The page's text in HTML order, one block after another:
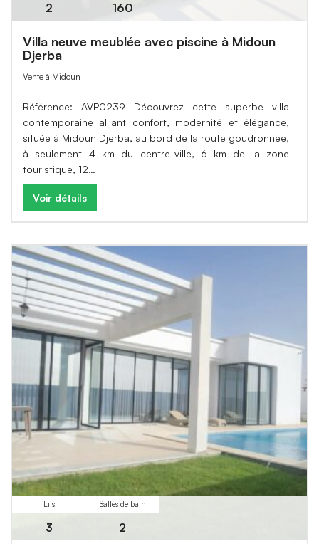
2 160
Villa neuve meublée avec piscine à Midoun
Djerba
Vente à Midoun
Référence: AVP0239 Découvrez cette superbe villa
contemporaine alliant confort, modernité et élégance,
située à Midoun Djerba, au bord de la route goudronnée,
à seulement 4 km du centre-ville, 6 km de la zone
touristique, 12…
Voir détails
Lits
3
Salles de bain
2